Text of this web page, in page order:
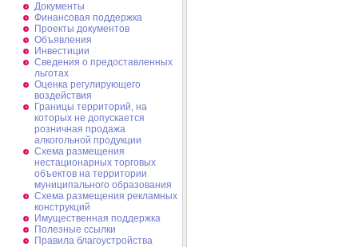
Документы
Финансовая поддержка
Проекты документов
Объявления
Инвестиции
Сведения о предоставленных
льготах
Оценка регулирующего
воздействия
Границы территорий, на
которых не допускается
розничная продажа
алкогольной продукции
Схема размещения
нестационарных торговых
объектов на территории
муниципального образования
Схема размещения рекламных
конструкций
Имущественная поддержка
Полезные ссылки
Правила благоустройства